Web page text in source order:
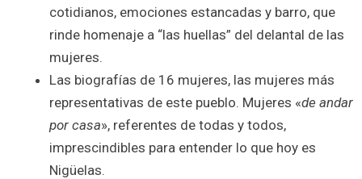
cotidianos, emociones estancadas y barro, que
rinde homenaje a “las huellas” del delantal de las
mujeres.
Las biografías de 16 mujeres, las mujeres más
representativas de este pueblo. Mujeres «de andar
por casa», referentes de todas y todos,
imprescindibles para entender lo que hoy es
Nigüelas.